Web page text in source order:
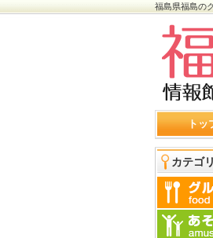
福島県福島の
トッ
カテゴ